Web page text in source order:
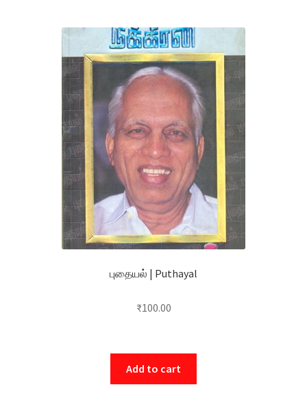
புதையல் | Puthayal
₹100.00
Add to cart